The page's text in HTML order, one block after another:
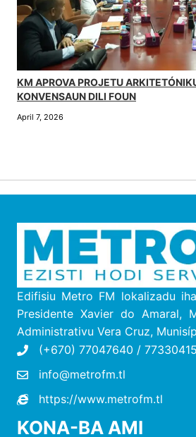
KM APROVA PROJETU
KONVENSAUN DILI FOUN
April 7, 2026
Edifisiu Metro FM lokalizadu
Presidente Xavier do Amaral,
Administrativu Vera Cruz, M
(+670) 77047640 / 77330415
info@metrofm.tl
https://www.metrofm.tl
KONA-BA AMI